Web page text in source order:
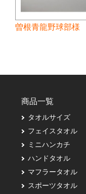
曽根青龍野球部様
商品一覧
タオルサイズ
フェイスタオル
ミニハンカチ
ハンドタオル
マフラータオル
スポーツタオル